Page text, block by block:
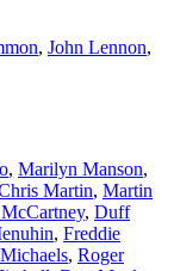
, John Lennon,
, Marilyn Manson,
Martin, Martin
, Duff
, Freddie
, Roger